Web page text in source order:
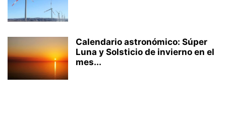
Calendario astronómico: Súper
Luna y Solsticio de invierno en el
mes...